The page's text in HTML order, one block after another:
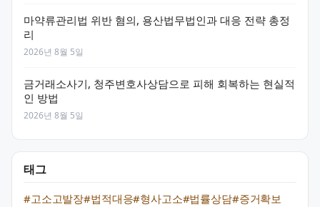
마약류관리법 위반 혐의, 용산법무법인과 대응 전략 총정
리
2026년 8월 5일
금거래소사기, 청주변호사상담으로 피해 회복하는 현실적
인 방법
2026년 8월 5일
태그
#고소고발장#법적대응#형사고소#법률상담#증거확보